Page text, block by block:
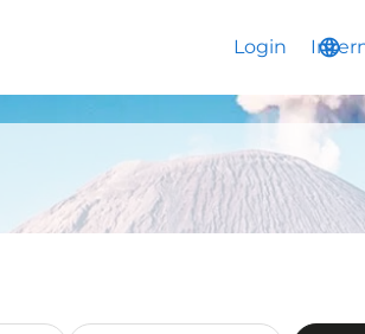
Login language
keyboard_arrow_down